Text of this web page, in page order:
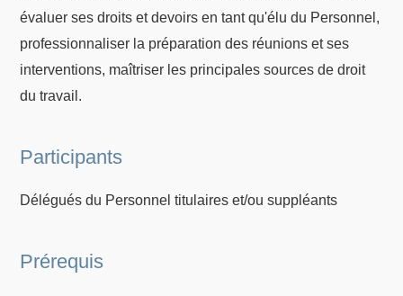
évaluer ses droits et devoirs en tant qu'élu du Personnel,
professionnaliser la préparation des réunions et ses
interventions, maîtriser les principales sources de droit
du travail.
Participants
Délégués du Personnel titulaires et/ou suppléants
Prérequis